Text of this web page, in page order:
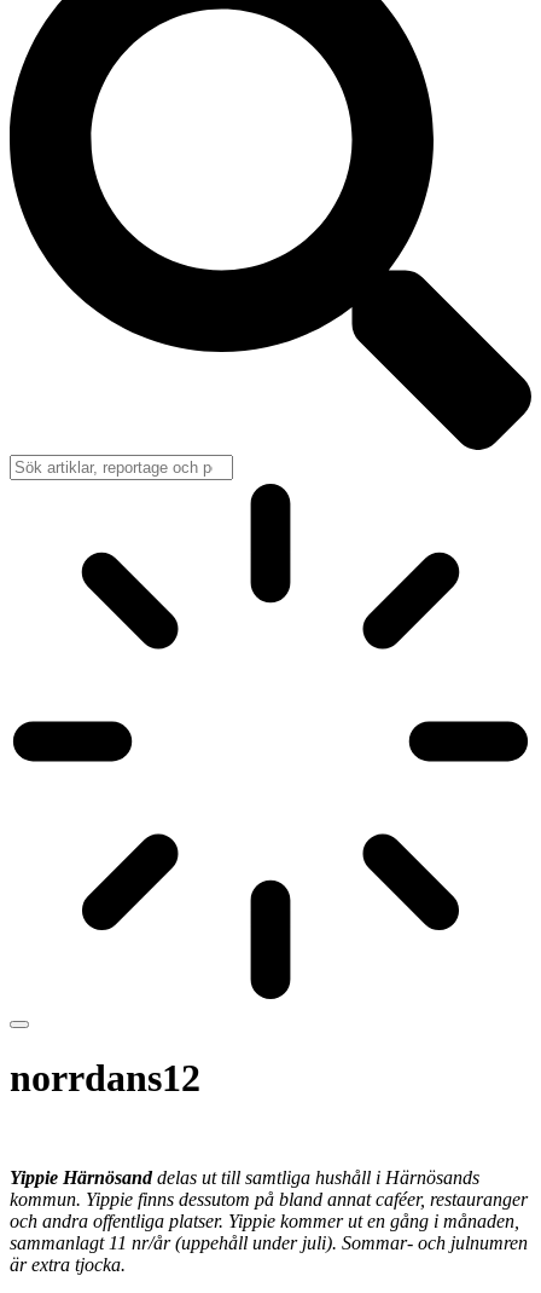
norrdans12
Yippie Härnösanddelas ut till samtliga hushåll i Härnösands
kommun. Yippie finns dessutom på bland annat caféer, restauranger
och andra offentliga platser. Yippie kommer ut en gång i månaden,
sammanlagt 11 nr/år (uppehåll under juli). Sommar- och julnumren
är extra tjocka.